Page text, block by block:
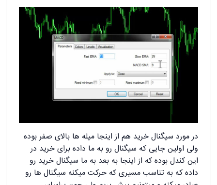
در مورد سیگنال خرید هم از اینجا میله ها بالای صفر بوده
ولی اولین جایی که سیگنال رو به ما داده برای خرید در
این کندل بوده که از اینجا به بعد به ما سیگنال خرید رو
داده که به تناسب مسیری که حرکت میکنه سیگنال ها رو